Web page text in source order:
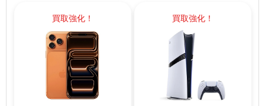
買取強化！ 買取強化！